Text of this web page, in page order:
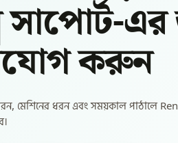
সাপোর্ট-
করুন
মেশিনের ধরন এবং সময়কাল পাঠালে